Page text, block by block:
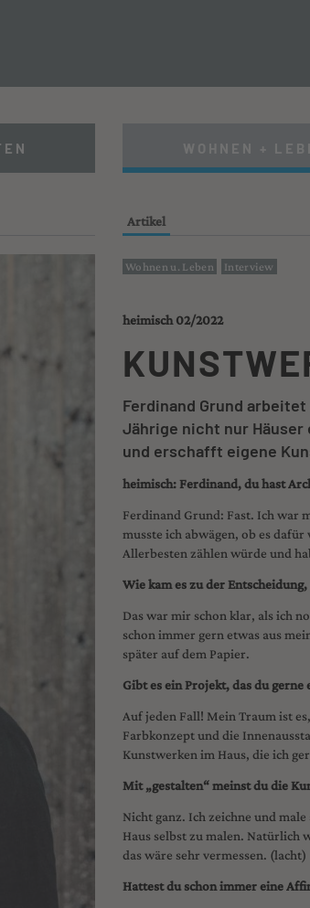
WOHNEN +
Artikel
Wohnen u. Leben Interview
heimisch 02/2022
Ferdinand Grund
Jährige nicht nur Häuser
und erschafft eigene
heimisch: Ferdinand, du hast
Ferdinand Grund: Fast. Ich war
musste ich abwägen, ob es
Allerbesten zählen würde und
Wie kam es zu der
Das war mir schon klar, als ich
schon immer gern etwas aus
später auf dem Papier.
Gibt es ein Projekt, das du gerne
Auf jeden Fall! Mein Traum ist
Farbkonzept und die
Kunstwerken im Haus, die ich
Mit „gestalten“ meinst du die
Nicht ganz. Ich zeichne und
Haus selbst zu malen. Natürlich
das wäre sehr vermessen. (lacht)
Hattest du schon immer eine